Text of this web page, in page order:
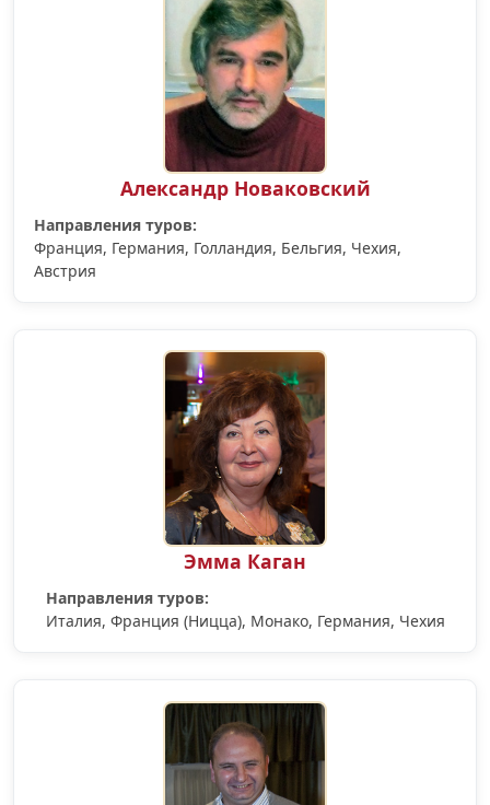
Александр Новаковский
Направления туров:
Франция, Германия, Голландия, Бельгия, Чехия,
Австрия
Эмма Каган
Направления туров:
Италия, Франция (Ницца), Монако, Германия, Чехия